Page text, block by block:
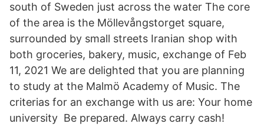
south of Sweden just across the water The core
of the area is the Möllevångstorget square,
surrounded by small streets Iranian shop with
both groceries, bakery, music, exchange of Feb
11, 2021 We are delighted that you are planning
to study at the Malmö Academy of Music. The
criterias for an exchange with us are: Your home
university Be prepared. Always carry cash!